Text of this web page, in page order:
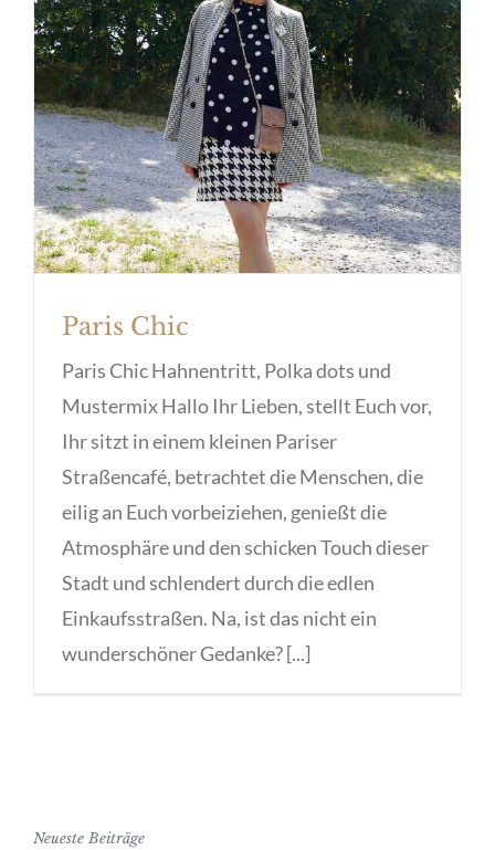
Paris Chic
Paris Chic
Paris Chic Hahnentritt, Polka dots und
Mustermix Hallo Ihr Lieben, stellt Euch vor,
Ihr sitzt in einem kleinen Pariser
Straßencafé, betrachtet die Menschen, die
eilig an Euch vorbeiziehen, genießt die
Atmosphäre und den schicken Touch dieser
Stadt und schlendert durch die edlen
Einkaufsstraßen. Na, ist das nicht ein
wunderschöner Gedanke? [...]
Neueste Beiträge